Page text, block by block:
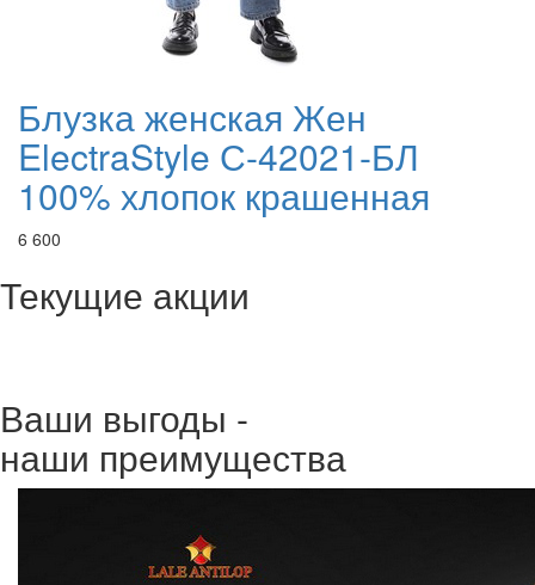
Блузка женская Жен
ElectraStyle С-42021-БЛ
100% хлопок крашенная
6 600
Текущие акции
Ваши выгоды -
наши преимущества